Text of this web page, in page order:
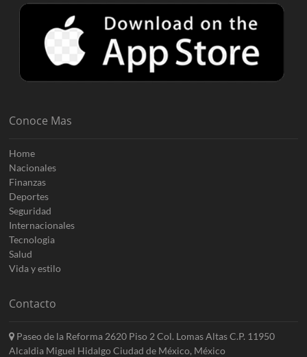
Conoce Mas
Home
Nacionales
Finanzas
Deportes
Seguridad
Internacionales
Tecnologia
Salud
Vida y estilo
Contacto
Paseo de la Reforma 2620 Piso 2 Col. Lomas Altas C.P. 11950
Alcaldia Miguel Hidalgo Ciudad de México, México